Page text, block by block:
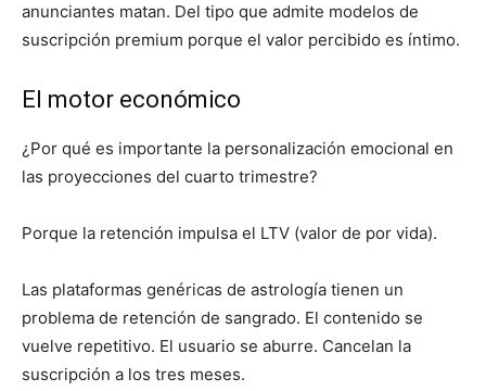
anunciantes matan. Del tipo que admite modelos de
suscripción premium porque el valor percibido es íntimo.
El motor económico
¿Por qué es importante la personalización emocional en
las proyecciones del cuarto trimestre?
Porque la retención impulsa el LTV (valor de por vida).
Las plataformas genéricas de astrología tienen un
problema de retención de sangrado. El contenido se
vuelve repetitivo. El usuario se aburre. Cancelan la
suscripción a los tres meses.